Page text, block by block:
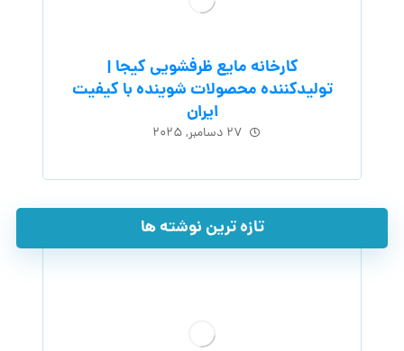
کارخانه مایع ظرفشویی کیجا |
تولیدکننده محصولات شوینده با کیفیت
ایران
۲۷ دسامبر, ۲۰۲۵
تازه ترین نوشته ها